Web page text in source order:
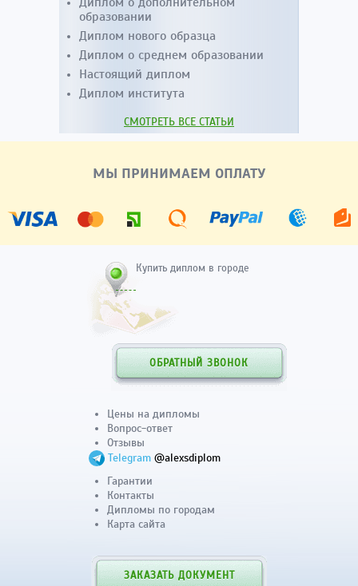
образовании
Диплом нового образца
Диплом о среднем образовании
Настоящий диплом
Диплом института
СМОТРЕТЬ ВСЕ СТАТЬИ
МЫ ПРИНИМАЕМ ОПЛАТУ
Купить диплом в городе
ОБРАТНЫЙ ЗВОНОК
Цены на дипломы
Вопрос-ответ
Отзывы
Telegram @alexsdiplom
Гарантии
Контакты
Дипломы по городам
Карта сайта
ЗАКАЗАТЬ ДОКУМЕНТ